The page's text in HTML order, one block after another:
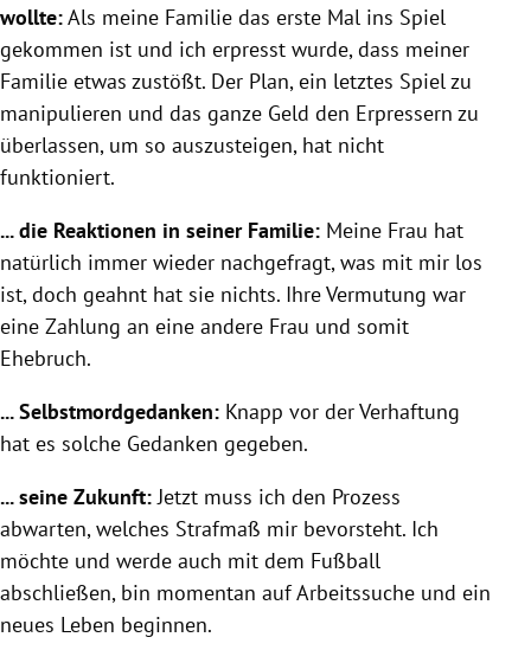
wollte:Als meine Familie das erste Mal ins Spiel
gekommen ist und ich erpresst wurde, dass meiner
Familie etwas zustößt. Der Plan, ein letztes Spiel zu
manipulieren und das ganze Geld den Erpressern zu
überlassen, um so auszusteigen, hat nicht
funktioniert.
... die Reaktionen in seiner Familie: Meine Frau hat
natürlich immer wieder nachgefragt, was mit mir los
ist, doch geahnt hat sie nichts. Ihre Vermutung war
eine Zahlung an eine andere Frau und somit
Ehebruch.
... Selbstmordgedanken: Knapp vor der Verhaftung
hat es solche Gedanken gegeben.
... seine Zukunft:Jetzt muss ich den Prozess
abwarten, welches Strafmaß mir bevorsteht. Ich
möchte und werde auch mit dem Fußball
abschließen, bin momentan auf Arbeitssuche und ein
neues Leben beginnen.